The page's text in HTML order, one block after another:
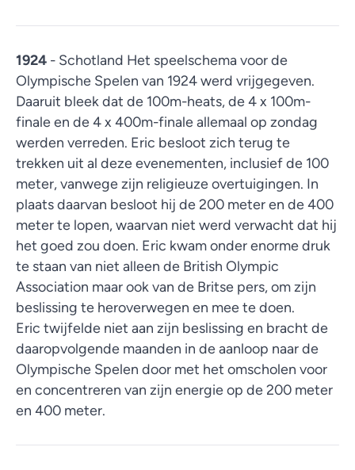
1924 - Schotland Het speelschema voor de
Olympische Spelen van 1924 werd vrijgegeven.
Daaruit bleek dat de 100m-heats, de 4 x 100m-
finale en de 4 x 400m-finale allemaal op zondag
werden verreden. Eric besloot zich terug te
trekken uit al deze evenementen, inclusief de 100
meter, vanwege zijn religieuze overtuigingen. In
plaats daarvan besloot hij de 200 meter en de 400
meter te lopen, waarvan niet werd verwacht dat hij
het goed zou doen. Eric kwam onder enorme druk
te staan van niet alleen de British Olympic
Association maar ook van de Britse pers, om zijn
beslissing te heroverwegen en mee te doen.
Eric twijfelde niet aan zijn beslissing en bracht de
daaropvolgende maanden in de aanloop naar de
Olympische Spelen door met het omscholen voor
en concentreren van zijn energie op de 200 meter
en 400 meter.